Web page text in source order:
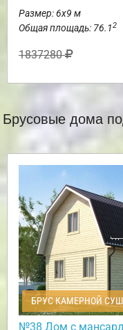
Размер: 6х9 м
Общая площадь: 76.12
1837280
Брусовые дома
БРУС КАМЕРНОЙ
№38 Дом с